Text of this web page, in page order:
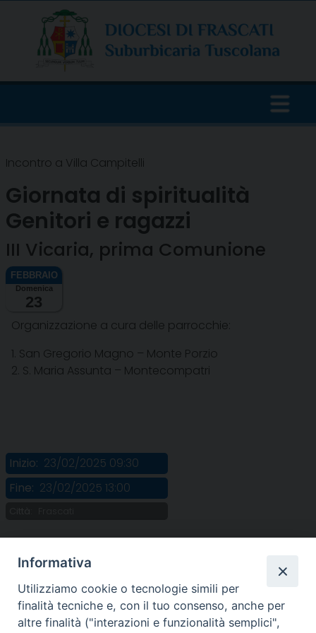
content
Incontro a Villa Campitelli
Giornata di spiritualità
Genitori e ragazzi
III Vicaria, prima Comunione
Domenica
23
Organizzazione a cura delle parrocchie:
1. San Gregorio Magno – Monte Porzio
2. S. Maria Assunta – Montecompatri
Inizio: 23/02/2025 09:30
Fine: 23/02/2025 13:00
Informativa
Utilizziamo cookie o tecnologie simili per
finalità tecniche e, con il tuo consenso, anche per
altre finalità ("interazioni e funzionalità semplici",